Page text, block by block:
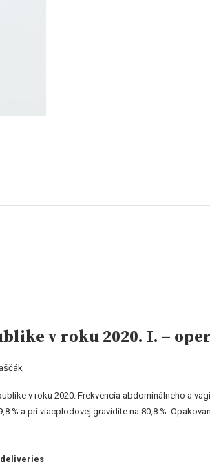
v roku 2020. I. –
v roku 2020. Frekvencia abdominálneho a
% a pri viacplodovej gravidite na 80,8 %.
deliveries